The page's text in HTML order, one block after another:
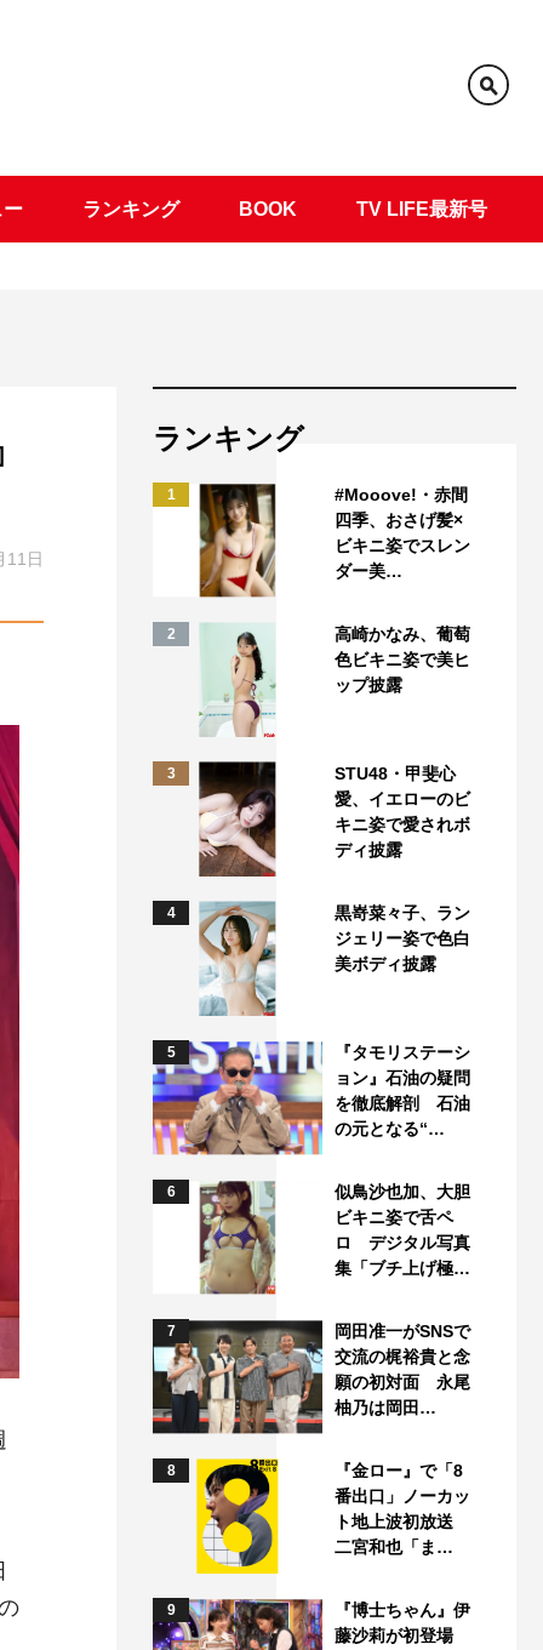
ー ランキング BOOK TV LIFE最新号
11日
ランキング
1
#Mooove!・赤間
四季、おさげ髪×
ビキニ姿でスレン
ダー美…
2
高崎かなみ、葡萄
色ビキニ姿で美ヒ
ップ披露
3
STU48・甲斐心
愛、イエローのビ
キニ姿で愛されボ
ディ披露
4
黒嵜菜々子、ラン
ジェリー姿で色白
美ボディ披露
5
『タモリステーシ
ョン』石油の疑問
を徹底解剖 石油
の元となる“…
6
似鳥沙也加、大胆
ビキニ姿で舌ペ
ロ デジタル写真
集「ブチ上げ極…
7
岡田准一がSNSで
交流の梶裕貴と念
願の初対面 永尾
柚乃は岡田…
8
『金ロー』で「8
番出口」ノーカッ
ト地上波初放送
二宮和也「ま…
9
『博士ちゃん』伊
藤沙莉が初登場